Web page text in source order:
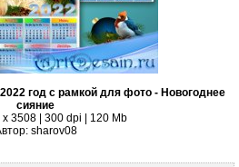
год с рамкой для фото - Новогоднее
сияние
х 3508 | 300 dpi | 120 Mb
sharov08